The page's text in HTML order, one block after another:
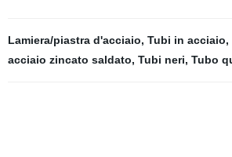
Lamiera/piastra d'acciaio, Tubi in acciaio,
acciaio zincato saldato, Tubi neri, Tubo